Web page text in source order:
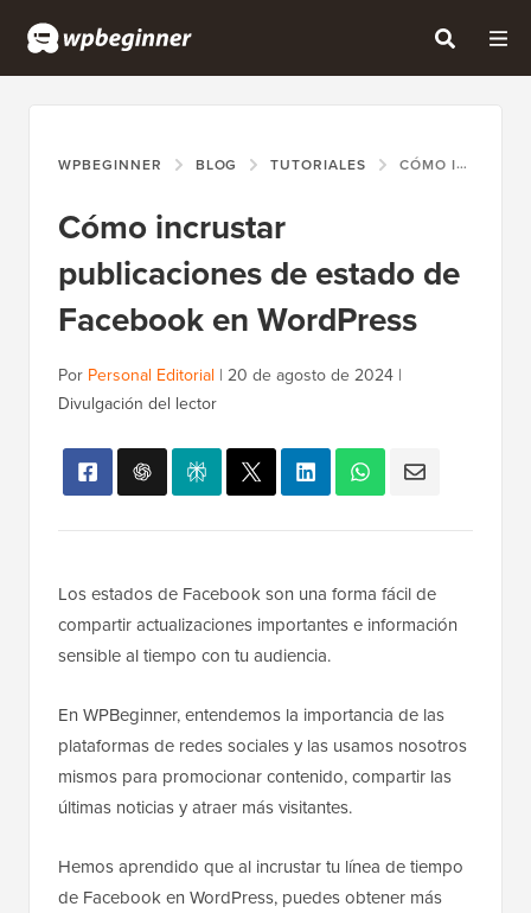
WPBEGINNER BLOG TUTORIALES CÓMO INCRUSTAR PUBLICACIONES DE ESTADO DE FACEBOOK EN WORDPRESS
Cómo incrustar
publicaciones de estado de
Facebook en WordPress
Por Personal Editorial | 20 de agosto de 2024 |
Divulgación del lector
Los estados de Facebook son una forma fácil de
compartir actualizaciones importantes e información
sensible al tiempo con tu audiencia.
En WPBeginner, entendemos la importancia de las
plataformas de redes sociales y las usamos nosotros
mismos para promocionar contenido, compartir las
últimas noticias y atraer más visitantes.
Hemos aprendido que al incrustar tu línea de tiempo
de Facebook en WordPress, puedes obtener más